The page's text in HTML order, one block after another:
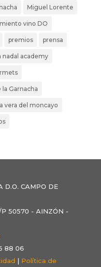
Miguel Lorente
vino DO
premios prensa
nadal academy
la Garnacha
vera del moncayo
D.O. CAMPO DE
50570 - AINZÓN -
88 06
| Política de